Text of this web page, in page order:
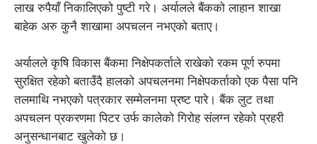
लाख रुपैयाँ निकालिएको पुष्टी गरे। अर्यालले बैंकको लाहान शाखा
बाहेक अरु कुनै शाखामा अपचलन नभएको बताए।
अर्यालले कृषि विकास बैंकमा निक्षेपकर्ताले राखेको रकम पूर्ण रुपमा
सुरक्षित रहेको बताउँदै हालको अपचलनमा निक्षेपकर्ताको एक पैसा पनि
तलमाथि नभएको पत्रकार सम्मेलनमा प्रष्ट पारे। बैंक लुट तथा
अपचलन प्रकरणमा पिटर उर्फ कालेको गिरोह संलग्न रहेको प्रहरी
अनुसन्धानबाट खुलेको छ।